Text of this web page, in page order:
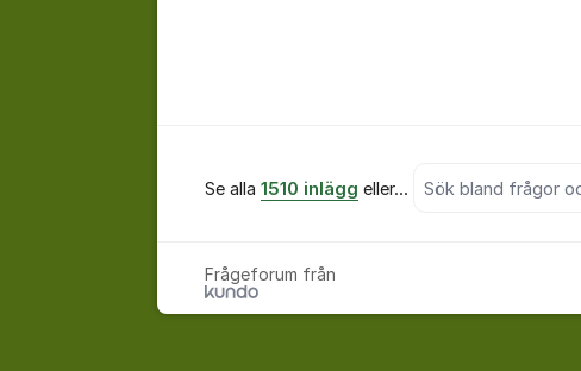
Se alla 1510 inlägg eller...
Sök bland alla inlägg
Frågeforum från